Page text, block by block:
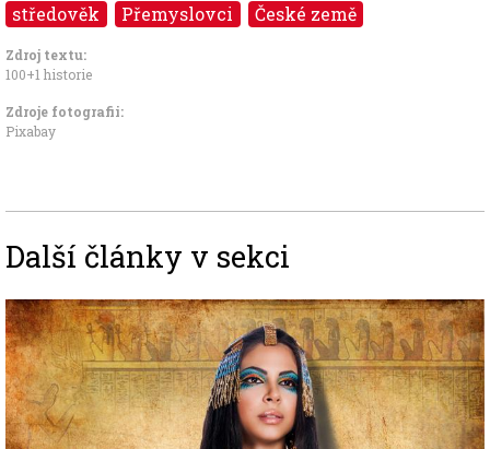
středověk Přemyslovci České země
Zdroj textu:
100+1 historie
Zdroje fotografii:
Pixabay
Další články v sekci
Image